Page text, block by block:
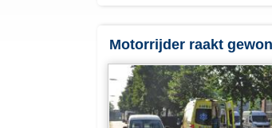
Motorrijder raakt